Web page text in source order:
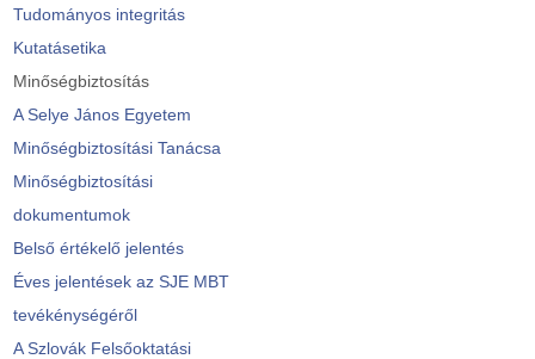
Tudományos integritás
Kutatásetika
Minőségbiztosítás
A Selye János Egyetem
Minőségbiztosítási Tanácsa
Minőségbiztosítási
dokumentumok
Belső értékelő jelentés
Éves jelentések az SJE MBT
tevékénységéről
A Szlovák Felsőoktatási